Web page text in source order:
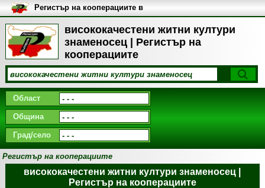
висококачестени житни култури
знаменосец | Регистър на
кооперациите
Регистър на кооперациите в
България
Област
Община
Град/село
Регистър на кооперациите
висококачестени житни култури знаменосец |
Регистър на кооперациите